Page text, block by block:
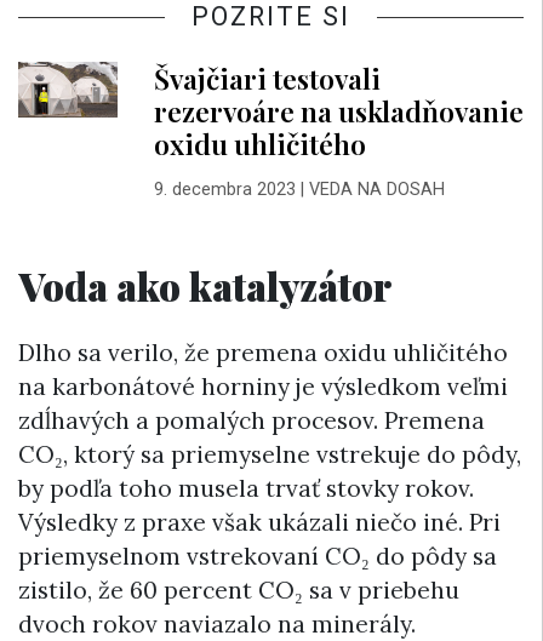
POZRITE SI
Švajčiari testovali
rezervoáre na uskladňovanie
oxidu uhličitého
9. decembra 2023 VEDA NA DOSAH
Voda ako katalyzátor
Dlho sa verilo, že premena oxidu uhličitého
na karbonátové horniny je výsledkom veľmi
zdĺhavých a pomalých procesov. Premena
CO₂, ktorý sa priemyselne vstrekuje do pôdy,
by podľa toho musela trvať stovky rokov.
Výsledky z praxe však ukázali niečo iné. Pri
priemyselnom vstrekovaní CO₂ do pôdy sa
zistilo, že 60 percent CO₂ sa v priebehu
dvoch rokov naviazalo na minerály.